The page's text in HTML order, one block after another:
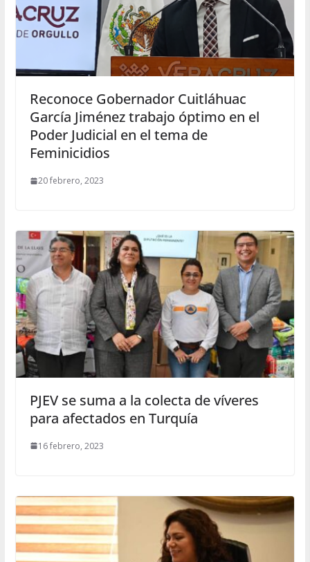
Reconoce Gobernador Cuitláhuac
García Jiménez trabajo óptimo en el
Poder Judicial en el tema de
Feminicidios
20 febrero, 2023
PJEV se suma a la colecta de víveres
para afectados en Turquía
16 febrero, 2023